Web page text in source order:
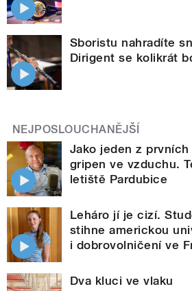
Sboristu nahradíte
Dirigent se kolikrát
NEJPOSLOUCHANĚJŠÍ
Jako jeden z
gripen ve vzduchu.
letiště Pardubice
Leháro jí je cizí.
stihne americkou
i dobrovolničení ve
Dva kluci ve vlaku